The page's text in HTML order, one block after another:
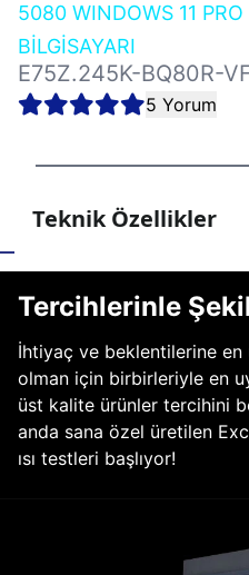
5080 WINDOWS 11
BİLGİSAYARI
E75Z.245K-BQ80R-
5 Yorum
Teknik Özellikler
Tercihlerinle
İhtiyaç ve beklentilerine
olman için birbirleriyle en
üst kalite ürünler tercihini
anda sana özel üretilen
ısı testleri başlıyor!